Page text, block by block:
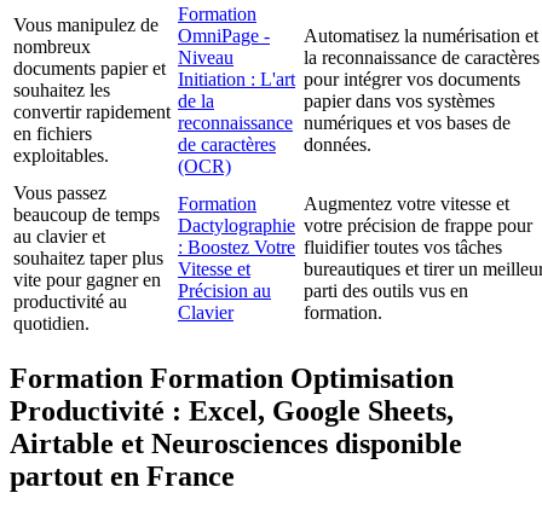
Vous manipulez de
nombreux
documents papier et
souhaitez les
convertir rapidement
en fichiers
exploitables.
Formation
OmniPage -
Niveau
Initiation : L'art
de la
reconnaissance
de caractères
(OCR)
Automatisez la numérisation et
la reconnaissance de caractères
pour intégrer vos documents
papier dans vos systèmes
numériques et vos bases de
données.
Vous passez
beaucoup de temps
au clavier et
souhaitez taper plus
vite pour gagner en
productivité au
quotidien.
Formation
Dactylographie
: Boostez Votre
Vitesse et
Précision au
Clavier
Augmentez votre vitesse et
votre précision de frappe pour
fluidifier toutes vos tâches
bureautiques et tirer un
parti des outils vus en
formation.
Formation Formation Optimisation
Productivité : Excel, Google Sheets,
Airtable et Neurosciences disponible
partout en France